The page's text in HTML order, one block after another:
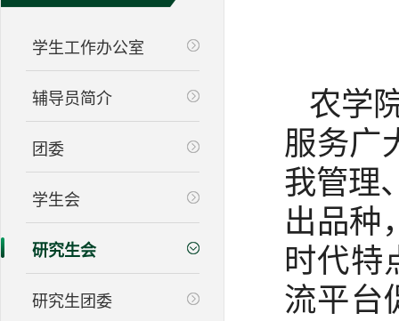
学生工作办公室
辅导员简介
团委
学生会
研究生会
研究生团委
农学
服务广
我管理
出品种
时代特
流平台